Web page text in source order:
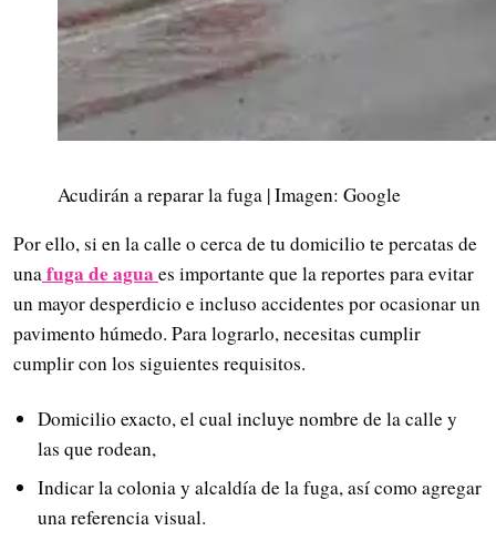
Acudirán a reparar la fuga | Imagen: Google
Por ello, si en la calle o cerca de tu domicilio te percatas de
unafuga de agua es importante que la reportes para evitar
un mayor desperdicio e incluso accidentes por ocasionar un
pavimento húmedo. Para lograrlo, necesitas cumplir
cumplir con los siguientes requisitos.
Domicilio exacto, el cual incluye nombre de la calle y
las que rodean,
Indicar la colonia y alcaldía de la fuga, así como agregar
una referencia visual.